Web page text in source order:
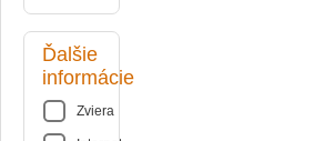
Ďalšie
informácie
Zviera